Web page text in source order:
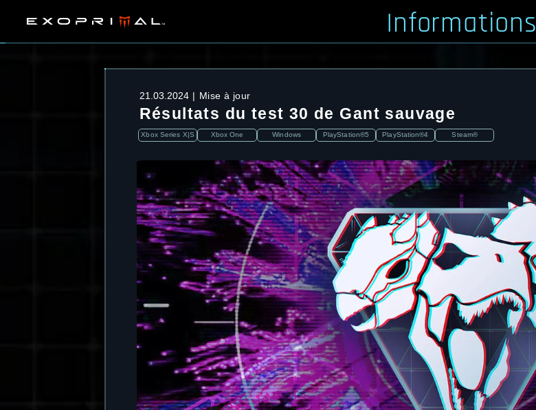
Informations
21.03.2024 Mise à jour
Résultats du test 30 de Gant sauvage
Xbox Series X|S Xbox One Windows PlayStation®5 PlayStation®4 Steam®